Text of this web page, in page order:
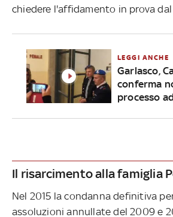
chiedere l'affidamento in prova dal
LEGGI ANCHE
Garlasco,
conferma
processo
Il risarcimento alla famiglia
Nel 2015 la condanna definitiva
assoluzioni annullate del 2009 e